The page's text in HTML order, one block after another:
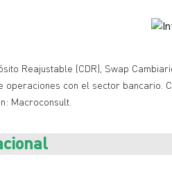
Reajustable (CDR), Swap
operaciones con el sector bancario.
Macroconsult.